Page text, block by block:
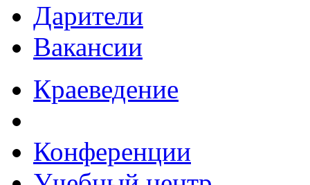
Дарители
Вакансии
Краеведение
Конференции